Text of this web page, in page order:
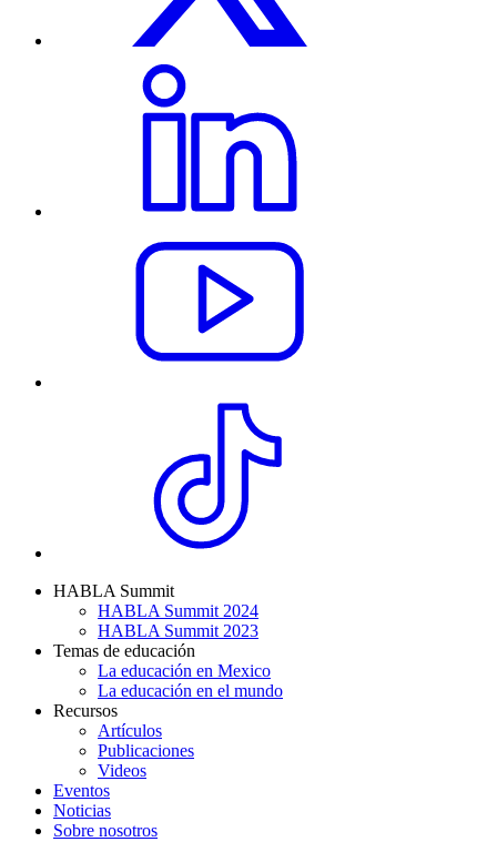
HABLA Summit
HABLA Summit 2024
HABLA Summit 2023
Temas de educación
La educación en Mexico
La educación en el mundo
Recursos
Artículos
Publicaciones
Videos
Eventos
Noticias
Sobre nosotros